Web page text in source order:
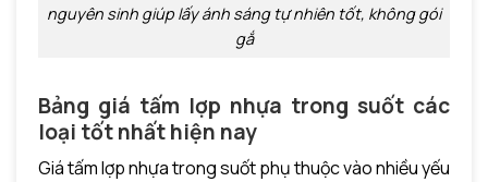
nguyên sinh giúp lấy ánh sáng tự nhiên tốt, không gói
gắ
Bảng giá tấm lợp nhựa trong suốt các
loại tốt nhất hiện nay
Giá tấm lợp nhựa trong suốt phụ thuộc vào nhiều yếu